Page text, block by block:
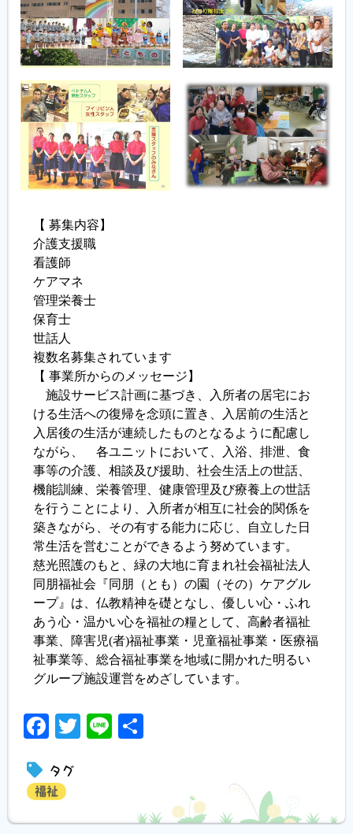
【 募集内容】
介護支援職
看護師
ケアマネ
管理栄養士
保育士
世話人
複数名募集されています
【 事業所からのメッセージ】
施設サービス計画に基づき、入所者の居宅にお
ける生活への復帰を念頭に置き、入居前の生活と
入居後の生活が連続したものとなるように配慮し
ながら、 各ユニットにおいて、入浴、排泄、食
事等の介護、相談及び援助、社会生活上の世話、
機能訓練、栄養管理、健康管理及び療養上の世話
を行うことにより、入所者が相互に社会的関係を
築きながら、その有する能力に応じ、自立した日
常生活を営むことができるよう努めています。
慈光照護のもと、緑の大地に育まれ社会福祉法人
同朋福祉会『同朋（とも）の園（その）ケアグル
ープ』は、仏教精神を礎となし、優しい心・ふれ
あう心・温かい心を福祉の糧として、高齢者福祉
事業、障害児(者)福祉事業・児童福祉事業・医療福
祉事業等、総合福祉事業を地域に開かれた明るい
グループ施設運営をめざしています。
Facebook
Twitter
Line
タグ
福祉